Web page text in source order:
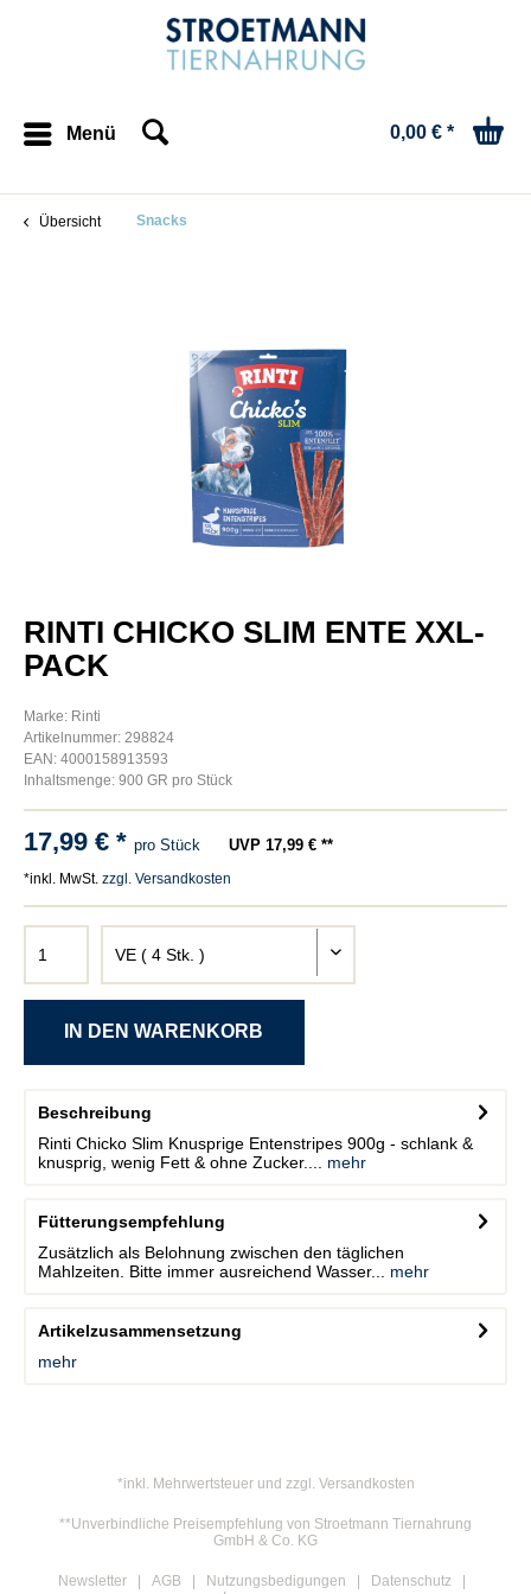
Menü 0,00 € *
Übersicht Snacks
RINTI CHICKO SLIM ENTE XXL-
PACK
Marke: Rinti
Artikelnummer: 298824
EAN: 4000158913593
Inhaltsmenge: 900 GR pro Stück
17,99 € * pro Stück UVP 17,99 € **
*inkl. MwSt. zzgl. Versandkosten
Beschreibung
Rinti Chicko Slim Knusprige Entenstripes 900g - schlank &
knusprig, wenig Fett & ohne Zucker....
mehr
Fütterungsempfehlung
Zusätzlich als Belohnung zwischen den täglichen
Mahlzeiten. Bitte immer ausreichend Wasser...
mehr
Artikelzusammensetzung
mehr
*inkl. Mehrwertsteuer und zzgl. Versandkosten
**Unverbindliche Preisempfehlung von Stroetmann Tiernahrung
GmbH & Co. KG
Newsletter AGB Nutzungsbedigungen
Datenschutz